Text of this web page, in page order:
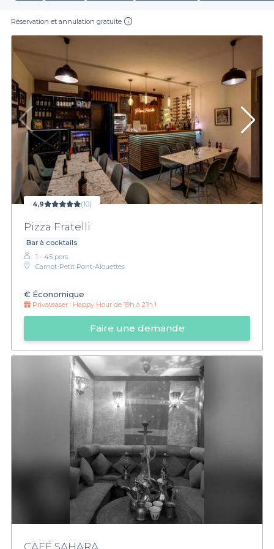
Réservation et annulation gratuite
4,9 (10)
Pizza Fratelli
Bar à cocktails
1 - 45 pers.
Carnot-Petit Pont-Alouettes
€ Économique
Privateaser : Happy Hour de 19h à 21h !
Faire une demande